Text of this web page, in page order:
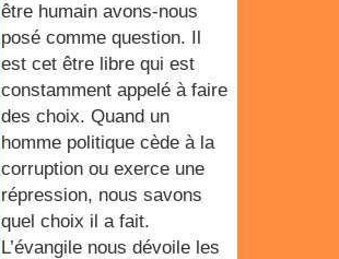
être humain avons-nous
posé comme question. Il
est cet être libre qui est
constamment appelé à faire
des choix. Quand un
homme politique cède à la
corruption ou exerce une
répression, nous savons
quel choix il a fait.
L’évangile nous dévoile les